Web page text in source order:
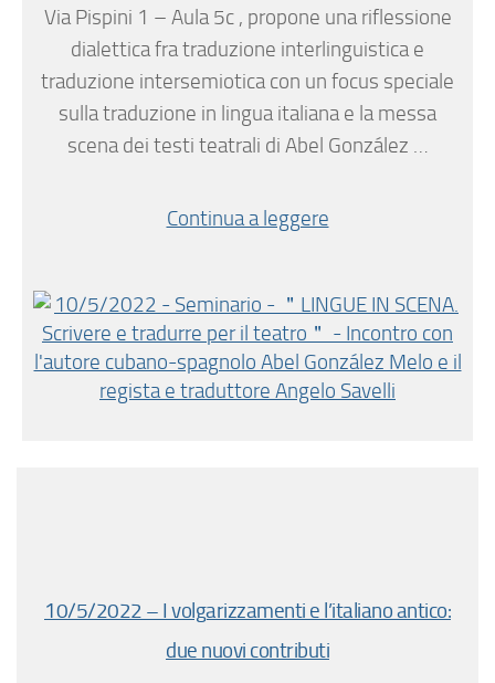
Via Pispini 1 – Aula 5c , propone una riflessione
dialettica fra traduzione interlinguistica e
traduzione intersemiotica con un focus speciale
sulla traduzione in lingua italiana e la messa
scena dei testi teatrali di Abel González …
Continua a leggere
10/5/2022 – I volgarizzamenti e l’italiano antico:
due nuovi contributi